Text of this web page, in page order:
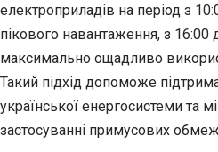
електроприладів на період з
пікового навантаження, з 16:00
максимально ощадливо
Такий підхід допоможе
української енергосистеми та
застосуванні примусових